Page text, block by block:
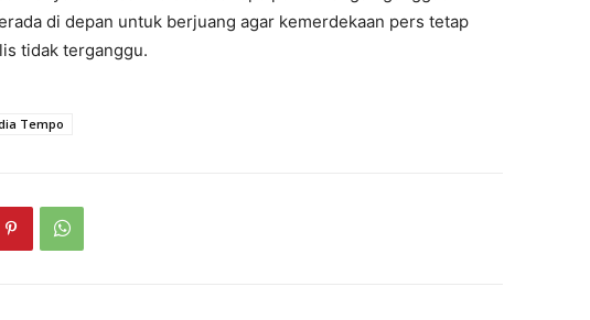
di depan untuk berjuang agar kemerdekaan pers tetap
tidak terganggu.
Tempo